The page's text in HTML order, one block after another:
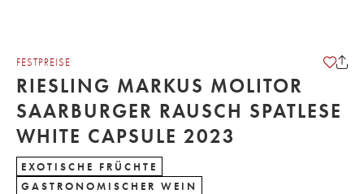
FESTPREISE
RIESLING MARKUS MOLITOR
SAARBURGER RAUSCH SPATLESE
WHITE CAPSULE 2023
EXOTISCHE FRÜCHTE
GASTRONOMISCHER WEIN